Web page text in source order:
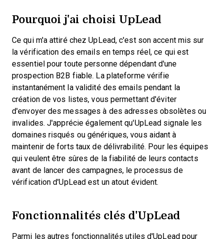
Pourquoi j'ai choisi UpLead
Ce qui m'a attiré chez UpLead, c'est son accent mis sur
la vérification des emails en temps réel, ce qui est
essentiel pour toute personne dépendant d'une
prospection B2B fiable. La plateforme vérifie
instantanément la validité des emails pendant la
création de vos listes, vous permettant d'éviter
d'envoyer des messages à des adresses obsolètes ou
invalides. J'apprécie également qu'UpLead signale les
domaines risqués ou génériques, vous aidant à
maintenir de forts taux de délivrabilité. Pour les équipes
qui veulent être sûres de la fiabilité de leurs contacts
avant de lancer des campagnes, le processus de
vérification d'UpLead est un atout évident.
Fonctionnalités clés d'UpLead
Parmi les autres fonctionnalités utiles d'UpLead pour